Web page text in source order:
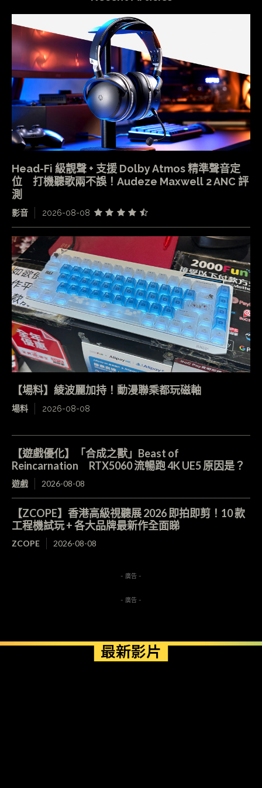
Head-Fi 級靚聲 + 支援 Dolby Atmos 精準聲音定
位 打機聽歌兩不誤！Audeze Maxwell 2 ANC 評
測
影音 2026-08-08
【場料】綾波麗加持！動漫聯乘都玩磁軸
場料 2026-08-08
【遊戲優化】「合成之獸」Beast of
Reincarnation RTX5060 流暢跑 4K UE5 原因是？
遊戲 2026-08-08
【ZCOPE】香港高級視聽展 2026 即拍即剪！10 款
工程機試玩 + 各大品牌最新作全面睇
ZCOPE 2026-08-08
- 廣告 -
- 廣告 -
最新影片